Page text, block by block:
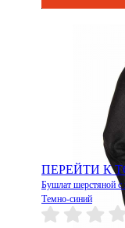
ПЕРЕЙТИ К
Бушлат шерстяной с
Темно-синий